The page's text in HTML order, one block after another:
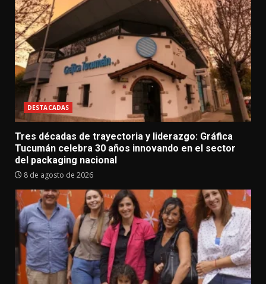
DESTACADAS
Tres décadas de trayectoria y liderazgo: Gráfica
Tucumán celebra 30 años innovando en el sector
del packaging nacional
8 de agosto de 2026